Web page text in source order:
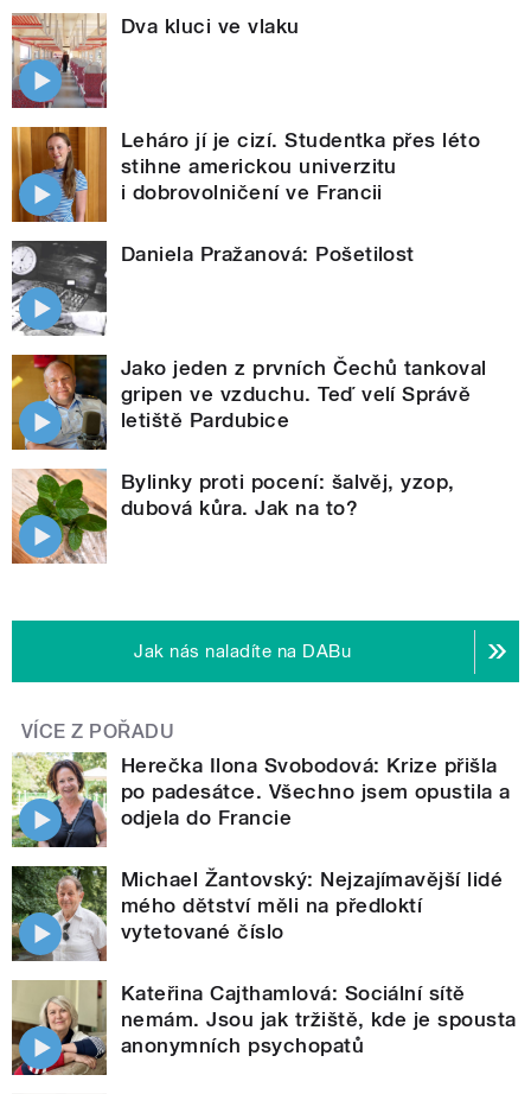
Dva kluci ve vlaku
Leháro jí je cizí. Studentka přes léto
stihne americkou univerzitu
i dobrovolničení ve Francii
Daniela Pražanová: Pošetilost
Jako jeden z prvních Čechů tankoval
gripen ve vzduchu. Teď velí Správě
letiště Pardubice
Bylinky proti pocení: šalvěj, yzop,
dubová kůra. Jak na to?
Jak nás naladíte na DABu
VÍCE Z POŘADU
Herečka Ilona Svobodová: Krize přišla
po padesátce. Všechno jsem opustila a
odjela do Francie
Michael Žantovský: Nejzajímavější lidé
mého dětství měli na předloktí
vytetované číslo
Kateřina Cajthamlová: Sociální sítě
nemám. Jsou jak tržiště, kde je spousta
anonymních psychopatů